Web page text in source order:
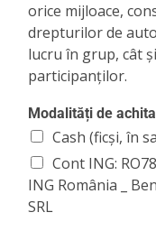
orice mijloace,
drepturilor de
lucru în grup, cât
participanților.
Modalități de
Cash (ficși, în
Cont ING:
ING România _
SRL